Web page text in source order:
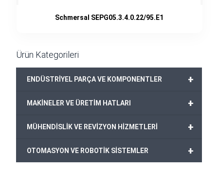
Schmersal SEPG05.3.4.0.22/95.E1
Ürün Kategorileri
+
ENDÜSTRİYEL PARÇA VE KOMPONENTLER
+
MAKİNELER VE ÜRETİM HATLARI
+
MÜHENDİSLİK VE REVİZYON HİZMETLERİ
+
OTOMASYON VE ROBOTİK SİSTEMLER